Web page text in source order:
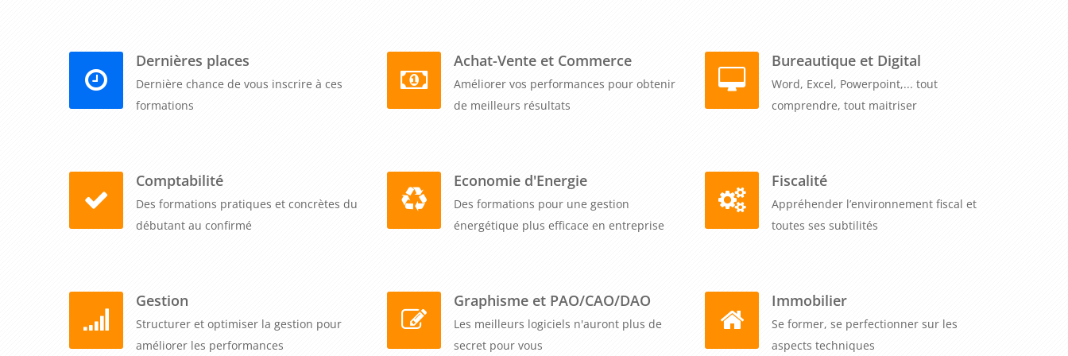
Dernières places
Dernière chance de vous inscrire à ces
formations
Achat-Vente et Commerce
Améliorer vos performances pour obtenir
de meilleurs résultats
Bureautique et Digital
Word, Excel, Powerpoint,... tout
comprendre, tout maitriser
Comptabilité
Des formations pratiques et concrètes du
débutant au confirmé
Economie d'Energie
Des formations pour une gestion
énergétique plus efficace en entreprise
Fiscalité
Appréhender l’environnement fiscal et
toutes ses subtilités
Gestion
Structurer et optimiser la gestion pour
améliorer les performances
Graphisme et PAO/CAO/DAO
Les meilleurs logiciels n'auront plus de
secret pour vous
Immobilier
Se former, se perfectionner sur les
aspects techniques